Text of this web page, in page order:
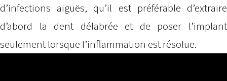
d’infections aiguës, qu’il est préférable d’extraire
d’abord la dent délabrée et de poser l’implant
seulement lorsque l’inflammation est résolue.